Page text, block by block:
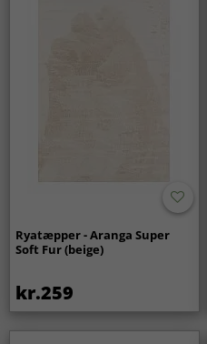
varmere fornemmelse i
Er rya-tæpper et godt valg
Ja, rya-tæpper er designet til
form over tid. Med enkel
bidrager til et stilfuldt og
Ryatæpper - Aranga Super
Soft Fur (beige)
kr.259